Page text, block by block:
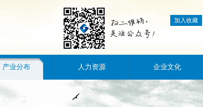
加入收藏
产业分布 人力资源 企业文化